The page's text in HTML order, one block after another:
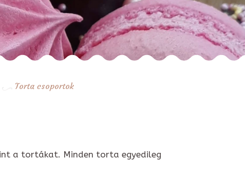
Torta csoportok
a tortákat. Minden torta egyedileg